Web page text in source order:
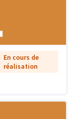
En cours de
réalisation